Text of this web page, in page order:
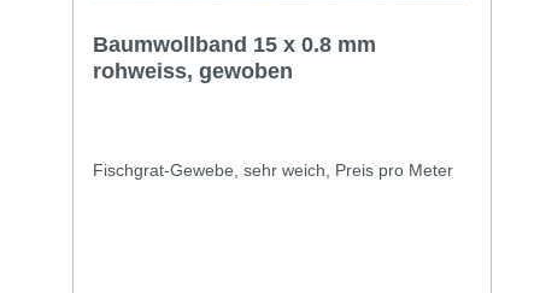
Baumwollband 15 x 0.8 mm
rohweiss, gewoben
Fischgrat-Gewebe, sehr weich, Preis pro Meter